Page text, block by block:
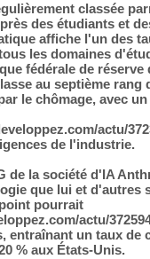
classée
des étudiants et
affiche l'un des
les domaines
fédérale de réserve
au septième rang
le chômage, avec un
actu/
de l'industrie.
de la société d'IA
que lui et d'autres
pourrait
actu/
entraînant un taux de
% aux États-Unis.